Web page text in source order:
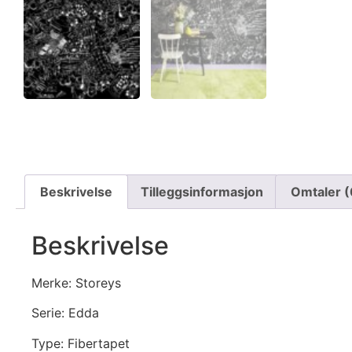
Beskrivelse Tilleggsinformasjon Omtaler
Beskrivelse
Merke: Storeys
Serie: Edda
Type: Fibertapet